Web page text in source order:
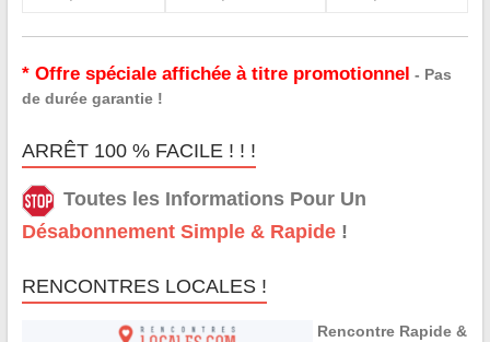
* Offre spéciale affichée à titre promotionnel - Pas
de durée garantie !
ARRÊT 100 % FACILE ! ! !
Toutes les Informations Pour Un
Désabonnement Simple & Rapide!
RENCONTRES LOCALES !
Rencontre Rapide &